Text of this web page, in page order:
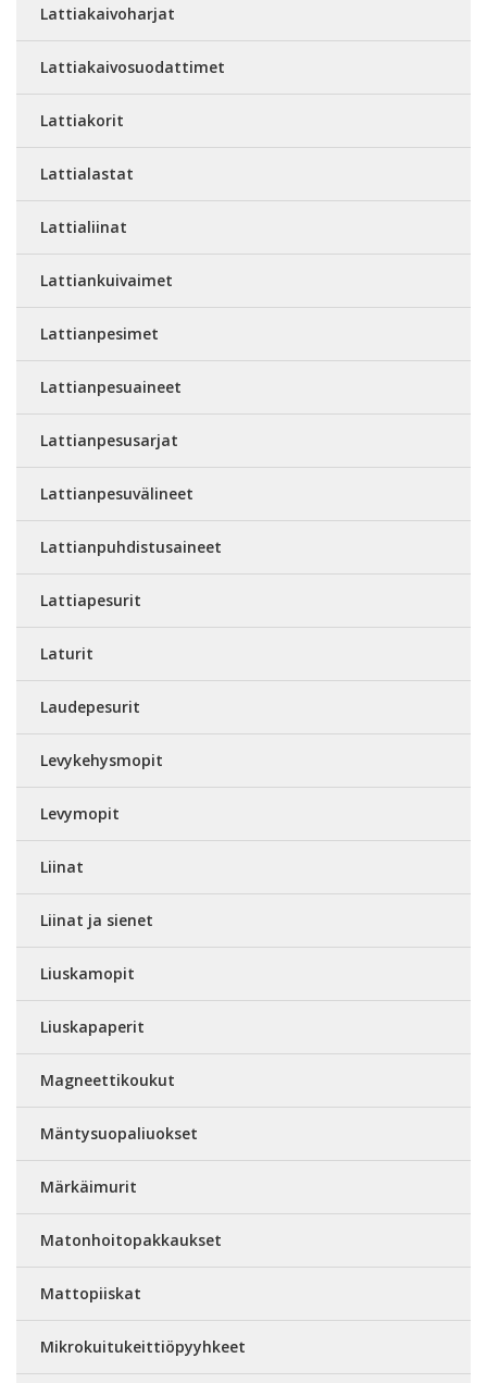
Lattiakaivoharjat
Lattiakaivosuodattimet
Lattiakorit
Lattialastat
Lattialiinat
Lattiankuivaimet
Lattianpesimet
Lattianpesuaineet
Lattianpesusarjat
Lattianpesuvälineet
Lattianpuhdistusaineet
Lattiapesurit
Laturit
Laudepesurit
Levykehysmopit
Levymopit
Liinat
Liinat ja sienet
Liuskamopit
Liuskapaperit
Magneettikoukut
Mäntysuopaliuokset
Märkäimurit
Matonhoitopakkaukset
Mattopiiskat
Mikrokuitukeittiöpyyhkeet